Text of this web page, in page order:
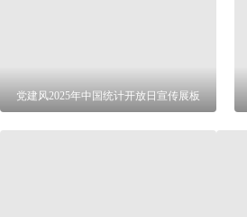
党建风2025年中国统计开放日宣传展板